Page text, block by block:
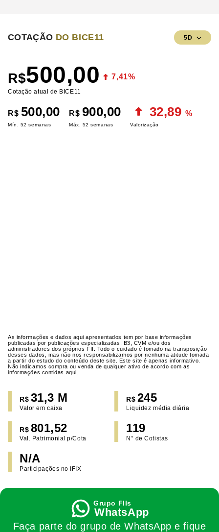
COTAÇÃO DO BICE11 5D
R$500,00 7,41%
Cotação atual de BICE11
R$ 500,00
Mín. 52 semanas
R$ 900,00
Máx. 52 semanas
32,89 %
Valorização
As informações e dados aqui apresentados tem por base informações
publicadas por publicações especializadas, B3, CVM e/ou dos
administradores dos próprios FII. Todo o cuidado é tomado na transposição
desses dados, mas não nos responsabilizamos por nenhuma atitude tomada
a partir do estudo do conteúdo deste site. Este site é apenas informativo.
Não indicamos compra ou venda de qualquer ativo de acordo com as
informações contidas aqui.
R$ 31,3 M
Valor em caixa
R$ 245
Liquidez média diária
R$ 801,52
Val. Patrimonial p/Cota
119
N° de Cotistas
N/A
Participações no IFIX
WhatsApp
Faça parte do grupo de WhatsApp e fique